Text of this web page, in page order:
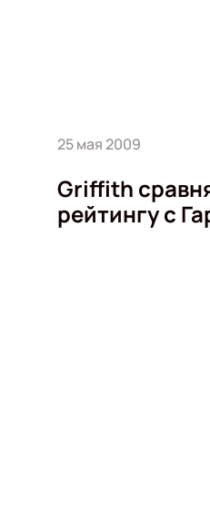
25 мая 2009
Griffith
рейтингу с